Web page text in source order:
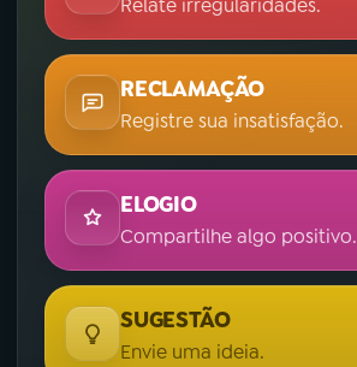
Relate irregularidades.
RECLAMAÇÃO
Registre sua insatisfação.
ELOGIO
Compartilhe algo positivo.
SUGESTÃO
Envie uma ideia.